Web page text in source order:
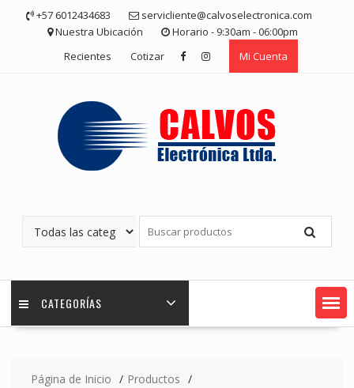
contenido
+57 6012434683
servicliente@calvoselectronica.com
Nuestra Ubicación
Horario - 9:30am - 06:00pm
Recientes
Cotizar Mi Cuenta
CATEGORÍAS
Página de Inicio
Productos